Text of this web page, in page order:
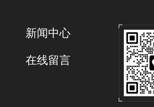
新闻中心
在线留言